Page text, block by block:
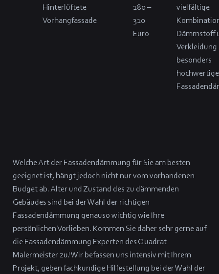
Hinterlüftete
Vorhangfassade
180 –
310
Euro
vielfältige
Dämmstoff
besonders
hochwertige
Welche Art der Fassadendämmung für Sie am besten
geeignet ist, hängt jedoch nicht nur vom vorhandenen
Budget ab. Alter und Zustand des zu dämmenden
Gebäudes sind bei der Wahl der richtigen
Fassadendämmung genauso wichtig wie Ihre
persönlichen Vorlieben. Kommen Sie daher sehr gerne auf
die Fassadendämmung Experten des Quadrat
Malermeister zu! Wir befassen uns intensiv mit Ihrem
Projekt, geben fachkundige Hilfestellung bei der Wahl der